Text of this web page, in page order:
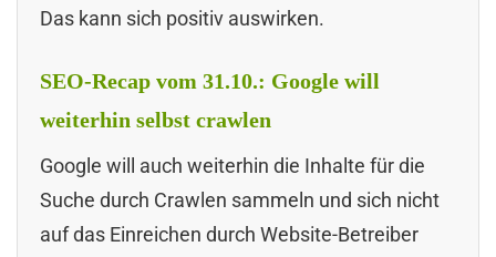
Das kann sich positiv auswirken.
SEO-Recap vom 31.10.: Google will
weiterhin selbst crawlen
Google will auch weiterhin die Inhalte für die
Suche durch Crawlen sammeln und sich nicht
auf das Einreichen durch Website-Betreiber